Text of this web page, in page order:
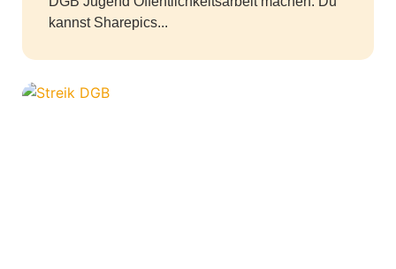
kannst Sharepics...